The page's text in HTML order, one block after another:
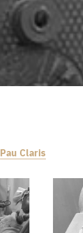
Pau Claris